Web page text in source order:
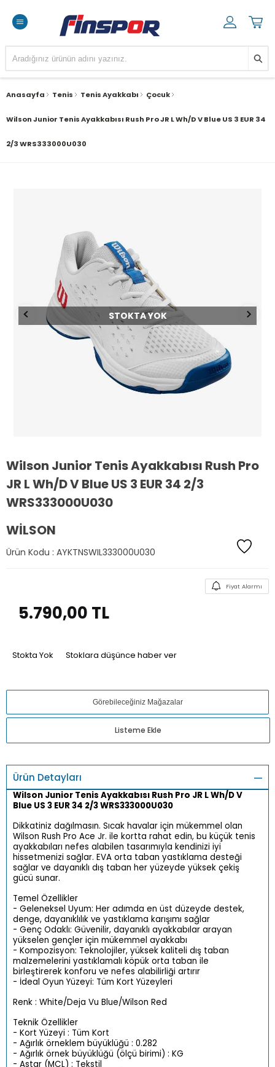
Anasayfa Tenis Tenis Ayakkabı Çocuk
Wilson Junior Tenis Ayakkabısı Rush Pro JR L Wh/D V Blue US 3 EUR 34
2/3 WRS333000U030
STOKTA YOK
Wilson Junior Tenis Ayakkabısı Rush Pro
JR L Wh/D V Blue US 3 EUR 34 2/3
WRS333000U030
WILSON
Ürün Kodu : AYKTNSWIL333000U030
Fiyat Alarmı
5.790,00 TL
Stokta Yok Stoklara düşünce haber ver
Görebileceğiniz Mağazalar
Listeme Ekle
Ürün Detayları
Wilson Junior Tenis Ayakkabısı Rush Pro JR L Wh/D V
Blue US 3 EUR 34 2/3 WRS333000U030
Dikkatiniz dağılmasın. Sıcak havalar için mükemmel olan
Wilson Rush Pro Ace Jr. ile kortta rahat edin, bu küçük tenis
ayakkabıları nefes alabilen tasarımıyla kendinizi iyi
hissetmenizi sağlar. EVA orta taban yastıklama desteği
sağlar ve dayanıklı dış taban her yüzeyde yüksek çekiş
gücü sunar.
Temel Özellikler
- Geleneksel Uyum: Her adımda en üst düzeyde destek,
denge, dayanıklılık ve yastıklama karışımı sağlar
- Genç Odaklı: Güvenilir, dayanıklı ayakkabılar arayan
yükselen gençler için mükemmel ayakkabı
- Kompozisyon: Teknolojiler, yüksek kaliteli dış taban
malzemelerini yastıklamalı köpük orta taban ile
birleştirerek konforu ve nefes alabilirliği artırır
- İdeal Oyun Yüzeyi: Tüm Kort Yüzeyleri
Renk : White/Deja Vu Blue/Wilson Red
Teknik Özellikler
- Kort Yüzeyi : Tüm Kort
- Ağırlık örneklem büyüklüğü : 0.282
- Ağırlık örnek büyüklüğü (ölçü birimi) : KG
- Astar (MCL) : Tekstil